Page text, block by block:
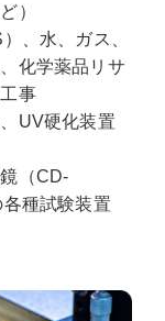
）
、水、ガス、
化学薬品リサ
事
UV硬化装置
（CD-
種試験装置